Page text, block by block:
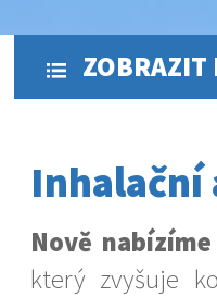
ZOBRAZIT
Inhalační
Nově
který zvyšuje